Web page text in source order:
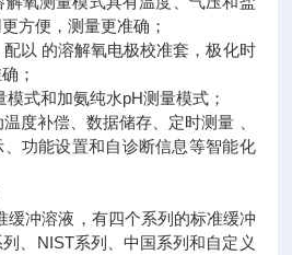
方便，测量更准确；
以 的溶解氧电极校准套，极化时
；
式和加氨纯水pH测量模式；
度补偿、数据储存、定时测量 、
功能设置和自诊断信息等智能化
缓冲溶液，有四个系列的标准缓冲
、NIST系列、中国系列和自定义